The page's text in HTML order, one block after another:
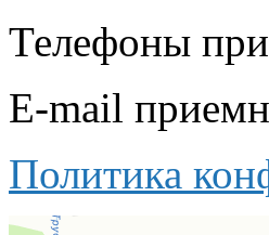
Телефоны
E-mail
Политика